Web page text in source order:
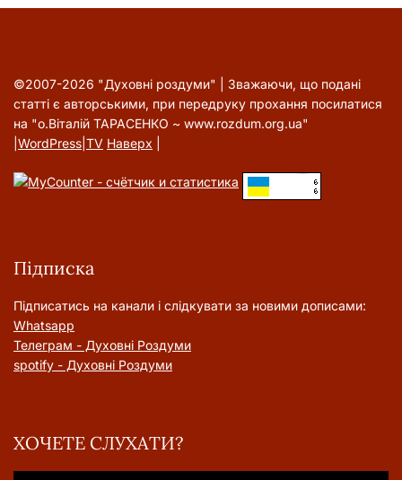
©2007-2026 "Духовні роздуми" | Зважаючи, що подані
статті є авторськими, при передруку прохання посилатися
на "о.Віталій ТАРАСЕНКО ~ www.rozdum.org.ua"
WordPress TV Наверх
Підписка
Підписатись на канали і слідкувати за новими дописами:
Whatsapp
Телеграм - Духовні Роздуми
spotify - Духовні Роздуми
ХОЧЕТЕ СЛУХАТИ?